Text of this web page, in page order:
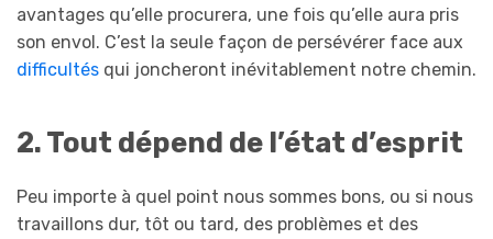
avantages qu’elle procurera, une fois qu’elle aura pris
son envol. C’est la seule façon de persévérer face aux
difficultés qui joncheront inévitablement notre chemin.
2. Tout dépend de l’état d’esprit
Peu importe à quel point nous sommes bons, ou si nous
travaillons dur, tôt ou tard, des problèmes et des